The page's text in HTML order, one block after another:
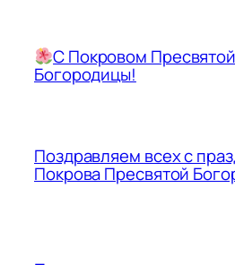
С Покровом Пресвятой
Богородицы!
Поздравляем всех с
Покрова Пресвятой